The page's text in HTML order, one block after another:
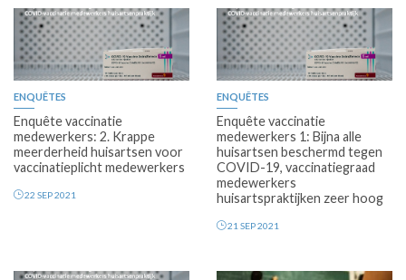
ENQUÊTES
Enquête vaccinatie
medewerkers: 2. Krappe
meerderheid huisartsen voor
vaccinatieplicht medewerkers
22 SEP 2021
ENQUÊTES
Enquête vaccinatie
medewerkers 1: Bijna alle
huisartsen beschermd tegen
COVID-19, vaccinatiegraad
medewerkers
huisartspraktijken zeer hoog
21 SEP 2021